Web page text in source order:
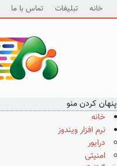
خانه تبلیغات تماس با ما
پنهان کردن منو
خانه
نرم افزار ویندوز
درایور
امنیتی